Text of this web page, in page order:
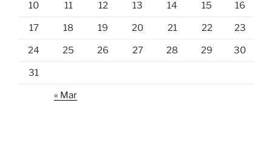
10 11 12 13 14 15 16
17 18 19 20 21 22 23
24 25 26 27 28 29 30
31
« Mar